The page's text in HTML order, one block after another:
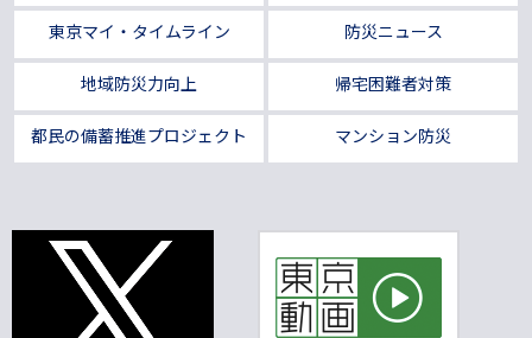
東京マイ・タイムライン 防災ニュース
地域防災力向上 帰宅困難者対策
都民の備蓄推進プロジェクト マンション防災